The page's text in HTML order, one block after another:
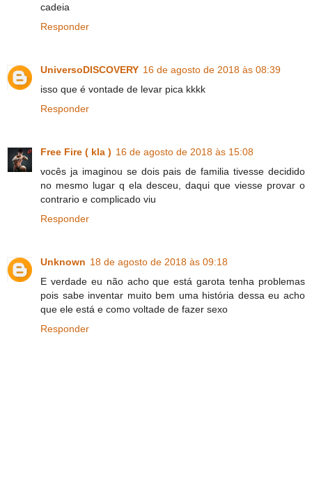
cadeia
Responder
UniversoDISCOVERY 16 de agosto de 2018 às 08:39
isso que é vontade de levar pica kkkk
Responder
Free Fire ( kla ) 16 de agosto de 2018 às 15:08
vocês ja imaginou se dois pais de familia tivesse decidido
no mesmo lugar q ela desceu, daqui que viesse provar o
contrario e complicado viu
Responder
Unknown 18 de agosto de 2018 às 09:18
E verdade eu não acho que está garota tenha problemas
pois sabe inventar muito bem uma história dessa eu acho
que ele está e como voltade de fazer sexo
Responder